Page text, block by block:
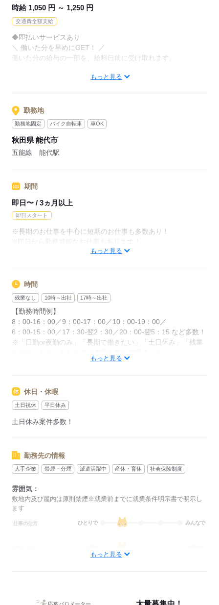
なんでもご相談ください。
まずはお気軽にご応募ください。
応募する
時給 1,050 円 ～ 1,250 円
交通費全額支給
◆即払いサービスあり
＼ 働いた分を早めにGET！ ／
働いた分の給与の一部を、給料日前に受け取れます。
※最短5日後から受け取り可能
※給与は原則【月末締め／翌月25日払い】
※当社規定あり
◆深夜手当アリ
◆残業代支給
勤務時間が8hを超えている場合は時給25％UP
※試用期間ナシ
応募する
もっと見る
勤務地
勤務地固定 バイク自転車 車OK
秋田県 能代市
五能線 能代駅
期間
即日〜 / 3ヵ月以上
即日スタート
※長期のお仕事を中心に短期のお仕事も多数あり！
※即日から勤務可能なお仕事もあります！
応募する
もっと見る
時間
残業なし 10時～出社 17時～出社
【勤務時間例】
8：00-16：00／9：00-17：00／10：00-19：00／
6：00-15：00／17：30-翌2：30／20：00-翌5：15 など多数！
※「日勤or夜勤のみ」「長期で働きたい」「土日休み」「残業
その際は、ご希望に沿う他のお仕事を並行してご案内致しま
す。
もっと見る
休日・休暇
土日祝休 平日休み
土日休み案件多数！
勤務先の情報
大手企業 禁煙・分煙 派遣活躍中 産休・育休 社会保険制度
雰囲気：
敷地内及び屋内は原則禁煙※就業前までに就業条件明示書で明示し
ます
仕事の仕方 ひとりで みんなで
もっと見る